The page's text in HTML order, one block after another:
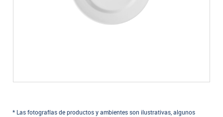
* Las fotografías de productos y ambientes son ilustrativas, algunos